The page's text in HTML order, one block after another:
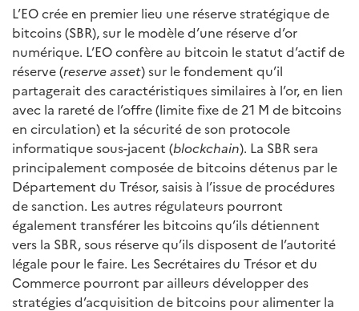
L’EO crée en premier lieu une réserve stratégique de
bitcoins (SBR), sur le modèle d’une réserve d’or
numérique. L’EO confère au bitcoin le statut d’actif de
réserve (reserve asset) sur le fondement qu’il
partagerait des caractéristiques similaires à l’or, en lien
avec la rareté de l’offre (limite fixe de 21 M de bitcoins
en circulation) et la sécurité de son protocole
informatique sous-jacent (blockchain). La SBR sera
principalement composée de bitcoins détenus par le
Département du Trésor, saisis à l’issue de procédures
de sanction. Les autres régulateurs pourront
également transférer les bitcoins qu’ils détiennent
vers la SBR, sous réserve qu’ils disposent de l’autorité
légale pour le faire. Les Secrétaires du Trésor et du
Commerce pourront par ailleurs développer des
stratégies d’acquisition de bitcoins pour alimenter la